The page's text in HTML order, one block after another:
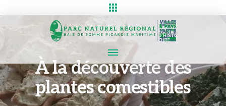
À la découverte des
plantes comestibles